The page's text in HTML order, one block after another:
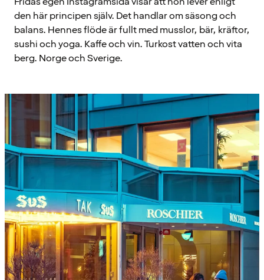
den här principen själv. Det handlar om säsong och
balans. Hennes flöde är fullt med musslor, bär, kräftor,
sushi och yoga. Kaffe och vin. Turkost vatten och vita
berg. Norge och Sverige.